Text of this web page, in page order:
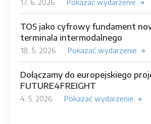
17. 6. 2026 Pokazać wydarzenie
TOS jako cyfrowy fundament
terminala intermodalnego
18. 5. 2026 Pokazać wydarzenie
Dołączamy do europejskiego
FUTURE4FREIGHT
4. 5. 2026 Pokazać wydarzenie